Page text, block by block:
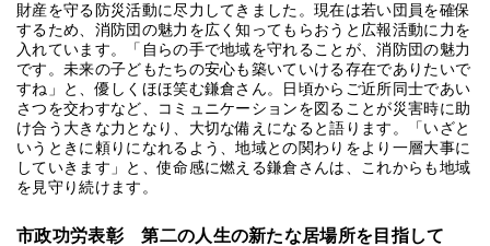
財産を守る防災活動に尽力してきました。現在は若い団員を確保
するため、消防団の魅力を広く知ってもらおうと広報活動に力を
入れています。「自らの手で地域を守れることが、消防団の魅力
です。未来の子どもたちの安心も築いていける存在でありたいで
すね」と、優しくほほ笑む鎌倉さん。日頃からご近所同士であい
さつを交わすなど、コミュニケーションを図ることが災害時に助
け合う大きな力となり、大切な備えになると語ります。「いざと
いうときに頼りになれるよう、地域との関わりをより一層大事に
していきます」と、使命感に燃える鎌倉さんは、これからも地域
を見守り続けます。
市政功労表彰 第二の人生の新たな居場所を目指して